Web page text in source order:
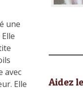
une
avec
Elle
Aidez